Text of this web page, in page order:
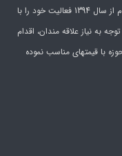
تیم هنری کلک عشق با هدف اعتلای هنر این مرز و بوم از سال 1394 فعالیت خود را با
به نیاز علاقه مندان، اقدام
با قیمتهای مناسب نموده